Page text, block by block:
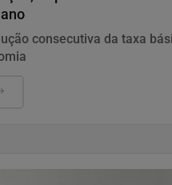
consecutiva da taxa